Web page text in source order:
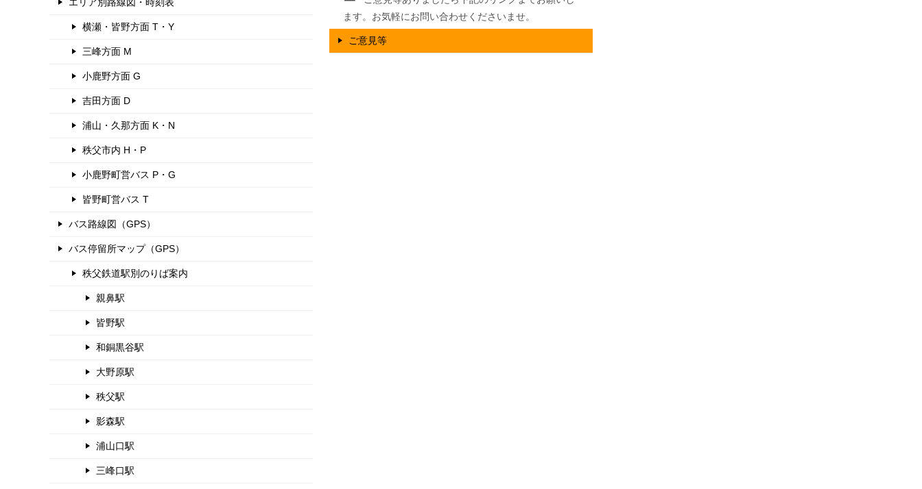
横瀬・皆野方面 T・Y
三峰方面 M
小鹿野方面 G
吉田方面 D
浦山・久那方面 K・N
秩父市内 H・P
小鹿野町営バス P・G
皆野町営バス T
バス路線図（GPS）
バス停留所マップ（GPS）
秩父鉄道駅別のりば案内
親鼻駅
皆野駅
和銅黒谷駅
大野原駅
秩父駅
影森駅
浦山口駅
三峰口駅
ます。お気軽にお問い合わせくださいませ。
ご意見等